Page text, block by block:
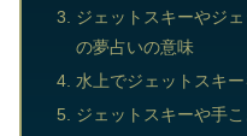
ジェットスキーやジ
の夢占いの意味
水上でジェットスキ
ジェットスキーや手